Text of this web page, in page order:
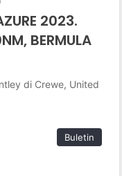
2023.
BERMULA
di Crewe, United
Buletin